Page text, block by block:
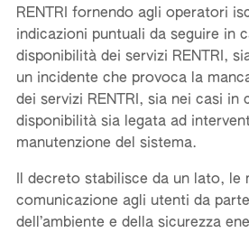
RENTRI fornendo agli operatori
indicazioni puntuali da seguire in
disponibilità dei servizi RENTRI,
un incidente che provoca la
dei servizi RENTRI, sia nei casi in
disponibilità sia legata ad
manutenzione del sistema.
Il decreto stabilisce da un lato, le
comunicazione agli utenti da
dell’ambiente e della sicurezza